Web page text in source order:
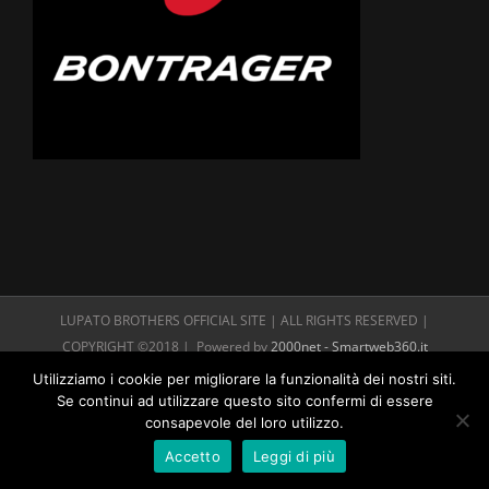
LUPATO BROTHERS OFFICIAL SITE | ALL RIGHTS RESERVED |
COPYRIGHT ©2018 | Powered by2000net - Smartweb360.it
Utilizziamo i cookie per migliorare la funzionalità dei nostri siti.
Se continui ad utilizzare questo sito confermi di essere
consapevole del loro utilizzo.
Accetto
Leggi di più